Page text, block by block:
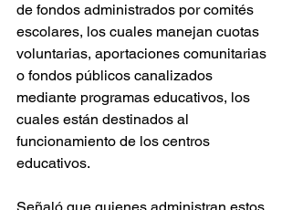
de fondos administrados por comités
escolares, los cuales manejan cuotas
voluntarias, aportaciones comunitarias
o fondos públicos canalizados
mediante programas educativos, los
cuales están destinados al
funcionamiento de los centros
educativos.